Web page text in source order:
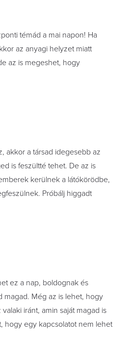
témád a mai napon! Ha
az anyagi helyzet miatt
az is megeshet, hogy
akkor a társad idegesebb az
is feszültté tehet. De az is
kerülnek a látókörödbe,
Próbálj higgadt
ez a nap, boldognak és
Még az is lehet, hogy
iránt, amin saját magad is
hogy egy kapcsolatot nem lehet